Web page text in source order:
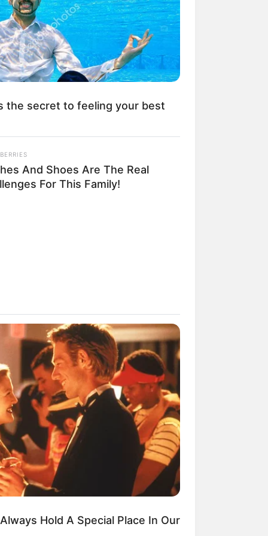
Ngakak, 10 Potret
Murah Pakai Bahan
Mainstream, 10 Cara
Barang Belanjaan
Banget! 10 Pose Lucu
yang Bikin Ketawa
10 Kalimat Baper
Bahasa Jawa Ini Bikin
Abis
the secret to feeling your best
And Shoes Are The Real
For This Family!
Hold A Special Place In Our